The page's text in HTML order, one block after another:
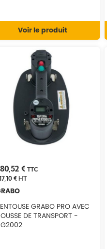
Voir le produit
€ TTC
€HT
GRABO PRO AVEC
DE TRANSPORT -